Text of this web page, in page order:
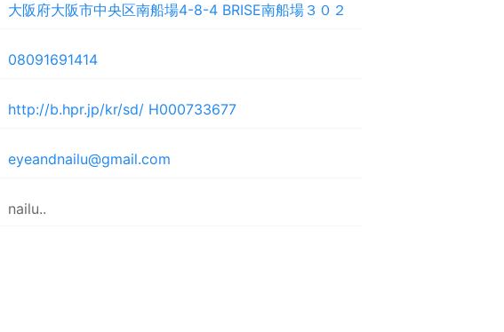
大阪府大阪市中央区南船場4-8-4 BRISE南船場３０２
08091691414
http://b.hpr.jp/kr/sd/ H000733677
eyeandnailu@gmail.com
nailu..